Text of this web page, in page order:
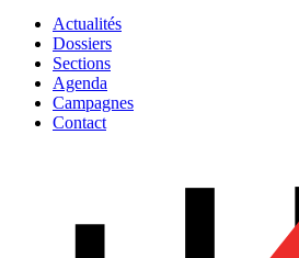
Actualités
Dossiers
Sections
Agenda
Campagnes
Contact